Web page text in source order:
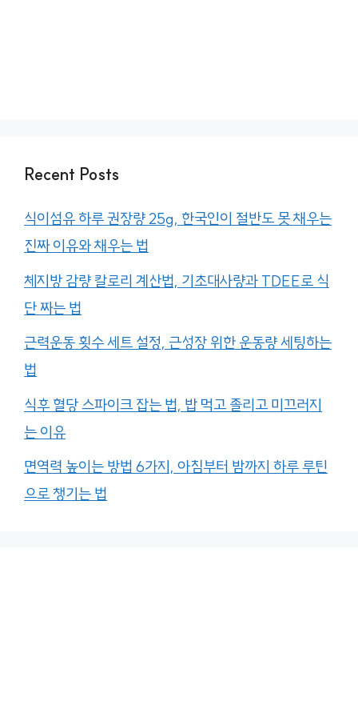
Recent Posts
식이섬유 하루 권장량 25g, 한국인이 절반도 못 채우는
진짜 이유와 채우는 법
체지방 감량 칼로리 계산법, 기초대사량과 TDEE로 식
단 짜는 법
근력운동 횟수 세트 설정, 근성장 위한 운동량 세팅하는
법
식후 혈당 스파이크 잡는 법, 밥 먹고 졸리고 미끄러지
는 이유
면역력 높이는 방법 6가지, 아침부터 밤까지 하루 루틴
으로 챙기는 법